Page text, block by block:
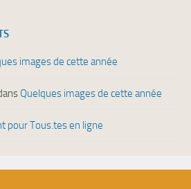
images de cette année
Quelques images de cette année
pour Tous.tes en ligne